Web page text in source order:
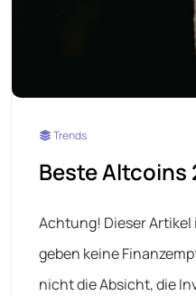
Trends
Beste Altcoins
Achtung! Dieser
geben keine
nicht die Absicht, die